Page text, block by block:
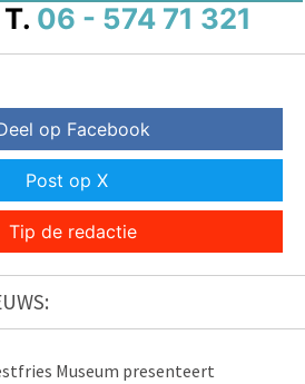
T. 06 - 574 71 321
op Facebook
Post op X
Tip de redactie
Museum presenteert